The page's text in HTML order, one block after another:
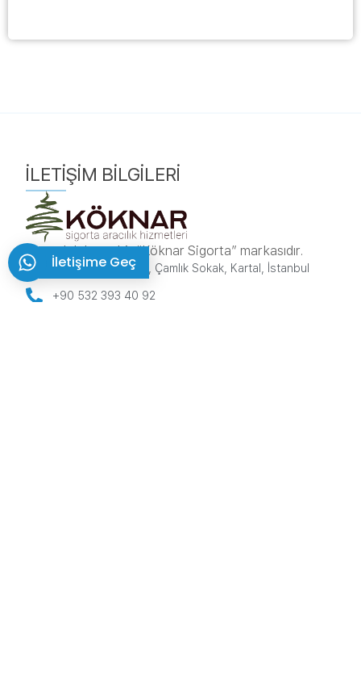
İLETIŞIM BILGILERI
sorumluluk.net bir “Köknar Sigorta” markasıdır.
Karlıktepe, 1A/270, Çamlık Sokak, Kartal, İstanbul
+90 532 393 40 92
İletişime Geç